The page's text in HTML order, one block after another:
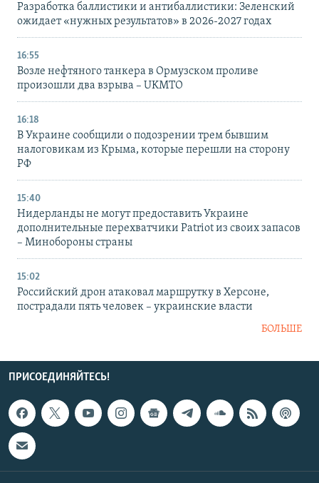
Разработка баллистики и антибаллистики: Зеленский
ожидает «нужных результатов» в 2026-2027 годах
16:55
Возле нефтяного танкера в Ормузском проливе
произошли два взрыва – UKMTO
16:18
В Украине сообщили о подозрении трем бывшим
налоговикам из Крыма, которые перешли на сторону
РФ
15:40
Нидерланды не могут предоставить Украине
дополнительные перехватчики Patriot из своих запасов
– Минобороны страны
15:02
Российский дрон атаковал маршрутку в Херсоне,
пострадали пять человек – украинские власти
БОЛЬШЕ
ПРИСОЕДИНЯЙТЕСЬ!